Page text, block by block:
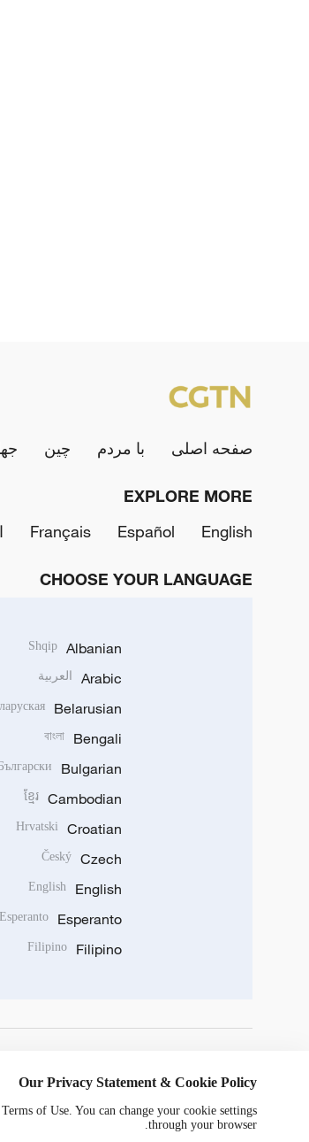
صفحه اصلی با مردم چین
EXPLORE MORE
English
Español
Français
CHOOSE YOUR LANGUAGE
Albanian
Shqip
Arabic العربية
Belarusian
Bengali
বাংলা
Bulgarian
Cambodian
ខ្មែរ
Croatian
Hrvatski
Czech
Český
English
English
Esperanto
Esperanto
Filipino
Filipino
Our Privacy Statement & Cookie Policy
of Use. You can change your cookie settings
through your browser.